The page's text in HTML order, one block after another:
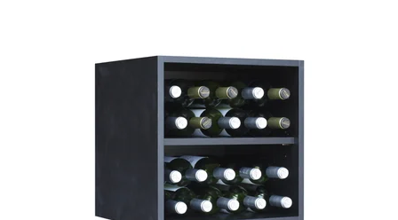
Regál univerzální. Smontováno z výroby
Do 3 týdnů
Expovinalia